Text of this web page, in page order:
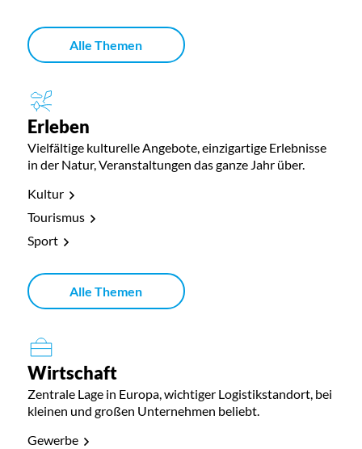
Alle Themen
Erleben
Vielfältige kulturelle Angebote, einzigartige Erlebnisse
in der Natur, Veranstaltungen das ganze Jahr über.
Kultur
Tourismus
Sport
Alle Themen
Wirtschaft
Zentrale Lage in Europa, wichtiger Logistikstandort, bei
kleinen und großen Unternehmen beliebt.
Gewerbe